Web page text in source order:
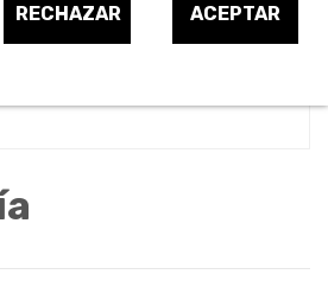
ACEPTAR
RECHAZAR